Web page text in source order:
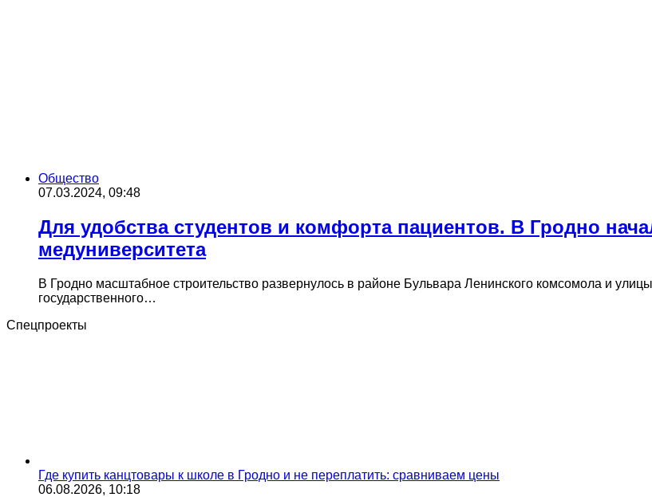
Общество
07.03.2024, 09:48
Для удобства студентов и комфорта пациентов. В Гродно
медуниверситета
В Гродно масштабное строительство развернулось в районе Бульвара Ленинского комсомола и
государственного…
Спецпроекты
Где купить канцтовары к школе в Гродно и не переплатить: сравниваем цены
06.08.2026, 10:18